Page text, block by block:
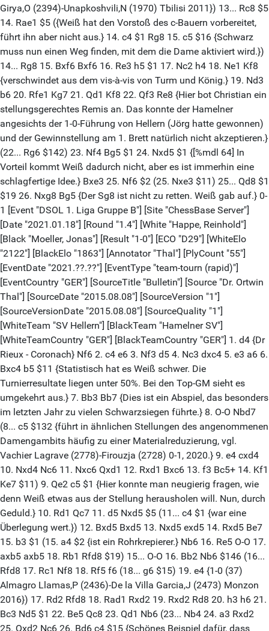
Girya,O (2394)-Unapkoshvili,N (1970) Tbilisi 2011}) 13... Rc8 $5
14. Rae1 $5 ({Weiß hat den Vorstoß des c-Bauern vorbereitet,
führt ihn aber nicht aus.} 14. c4 $1 Rg8 15. c5 $16 {Schwarz
muss nun einen Weg finden, mit dem die Dame aktiviert wird.})
14... Rg8 15. Bxf6 Bxf6 16. Re3 h5 $1 17. Nc2 h4 18. Ne1 Kf8
{verschwindet aus dem vis-à-vis von Turm und König.} 19. Nd3
b6 20. Rfe1 Kg7 21. Qd1 Kf8 22. Qf3 Re8 {Hier bot Christian ein
stellungsgerechtes Remis an. Das konnte der Hamelner
angesichts der 1-0-Führung von Hellern (Jörg hatte gewonnen)
und der Gewinnstellung am 1. Brett natürlich nicht akzeptieren.}
(22... Rg6 $142) 23. Nf4 Bg5 $1 24. Nxd5 $1 {[%mdl 64] In
Vorteil kommt Weiß dadurch nicht, aber es ist immerhin eine
schlagfertige Idee.} Bxe3 25. Nf6 $2 (25. Nxe3 $11) 25... Qd8 $1
$19 26. Nxg8 Bg5 {Der Sg8 ist nicht zu retten. Weiß gab auf.} 0-
1 [Event "DSOL 1. Liga Gruppe B"] [Site "ChessBase Server"]
[Date "2021.01.18"] [Round "1.4"] [White "Happe, Reinhold"]
[Black "Moeller, Jonas"] [Result "1-0"] [ECO "D29"] [WhiteElo
"2122"] [BlackElo "1863"] [Annotator "Thal"] [PlyCount "55"]
[EventDate "2021.??.??"] [EventType "team-tourn (rapid)"]
[EventCountry "GER"] [SourceTitle "Bulletin"] [Source "Dr. Ortwin
Thal"] [SourceDate "2015.08.08"] [SourceVersion "1"]
[SourceVersionDate "2015.08.08"] [SourceQuality "1"]
[WhiteTeam "SV Hellern"] [BlackTeam "Hamelner SV"]
[WhiteTeamCountry "GER"] [BlackTeamCountry "GER"] 1. d4 {Dr
Rieux - Coronach} Nf6 2. c4 e6 3. Nf3 d5 4. Nc3 dxc4 5. e3 a6 6.
Bxc4 b5 $11 {Statistisch hat es Weiß schwer. Die
Turnierresultate liegen unter 50%. Bei den Top-GM sieht es
umgekehrt aus.} 7. Bb3 Bb7 {Dies ist ein Abspiel, das besonders
im letzten Jahr zu vielen Schwarzsiegen führte.} 8. O-O Nbd7
(8... c5 $132 {führt in ähnlichen Stellungen des angenommenen
Damengambits häufig zu einer Materialreduzierung, vgl.
Vachier Lagrave (2778)-Firouzja (2728) 0-1, 2020.} 9. e4 cxd4
10. Nxd4 Nc6 11. Nxc6 Qxd1 12. Rxd1 Bxc6 13. f3 Bc5+ 14. Kf1
Ke7 $11) 9. Qe2 c5 $1 {Hier konnte man neugierig fragen, wie
denn Weiß etwas aus der Stellung herausholen will. Nun, durch
Geduld.} 10. Rd1 Qc7 11. d5 Nxd5 $5 (11... c4 $1 {war eine
Überlegung wert.}) 12. Bxd5 Bxd5 13. Nxd5 exd5 14. Rxd5 Be7
15. b3 $1 (15. a4 $2 {ist ein Rohrkrepierer.} Nb6 16. Re5 O-O 17.
axb5 axb5 18. Rb1 Rfd8 $19) 15... O-O 16. Bb2 Nb6 $146 (16...
Rfd8 17. Rc1 Nf8 18. Rf5 f6 (18... g6 $15) 19. e4 {1-0 (37)
Almagro Llamas,P (2436)-De la Villa Garcia,J (2473) Monzon
2016}) 17. Rd2 Rfd8 18. Rad1 Rxd2 19. Rxd2 Rd8 20. h3 h6 21.
Bc3 Nd5 $1 22. Be5 Qc8 23. Qd1 Nb6 (23... Nb4 24. a3 Rxd2
25. Qxd2 Nc6 26. Bd6 c4 $15 {Schönes Beispiel dafür, dass